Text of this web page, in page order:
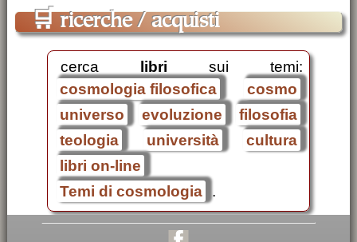
🛒 ricerche / acquisti
cerca libri sui temi:
cosmologia filosofica
cosmo
universo
evoluzione
filosofia
teologia
università
cultura
libri on-line
Temi di cosmologia .